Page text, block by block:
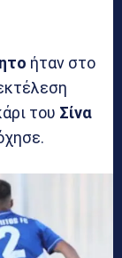
ήταν στο
του Σίνα